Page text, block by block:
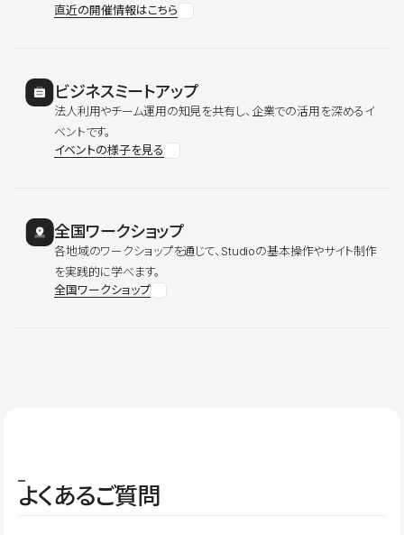
直近の開催情報はこちら
ビジネスミートアップ
法人利用やチーム運用の知見を共有し、企業での活用を深めるイ
ベントです。
イベントの様子を見る
全国ワークショップ
各地域のワークショップを通じて、Studioの基本操作やサイト制作
を実践的に学べます。
全国ワークショップ
よくあるご質問